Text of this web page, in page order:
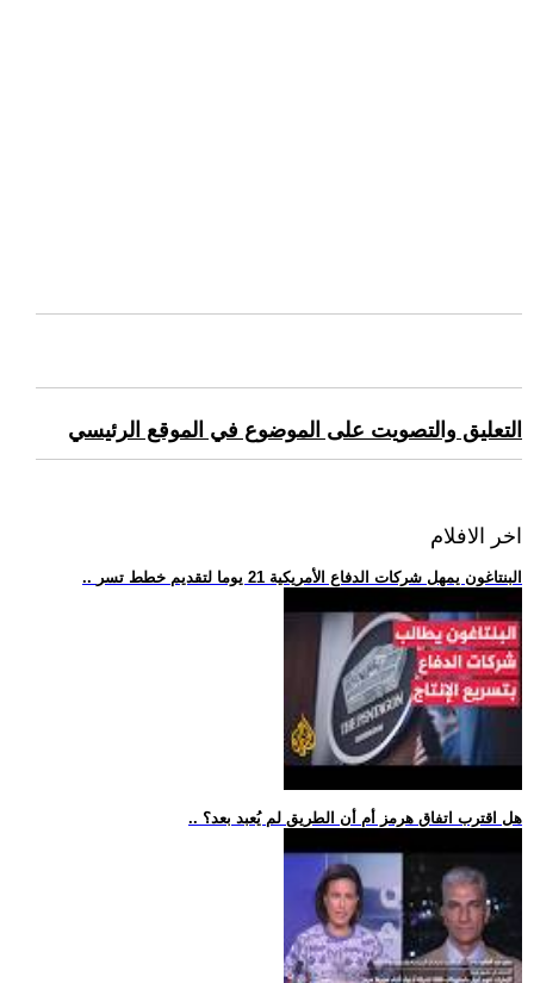
التعليق والتصويت على الموضوع في الموقع الرئيسي
اخر الافلام
.. البنتاغون يمهل شركات الدفاع الأمريكية 21 يوما لتقديم خطط تسر
.. هل اقترب اتفاق هرمز أم أن الطريق لم يُعبد بعد؟